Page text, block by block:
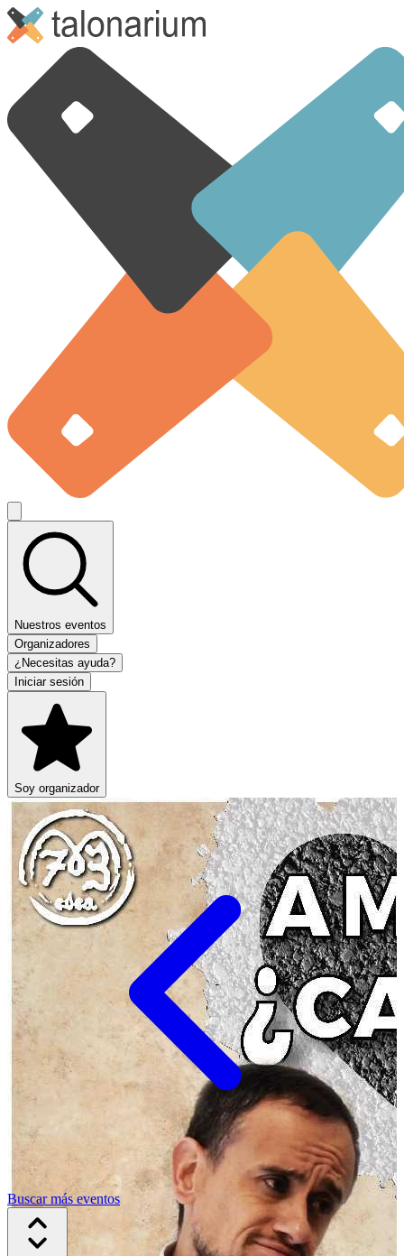
Nuestros eventos
Organizadores
¿Necesitas ayuda?
Iniciar sesión
Soy organizador
Buscar más eventos